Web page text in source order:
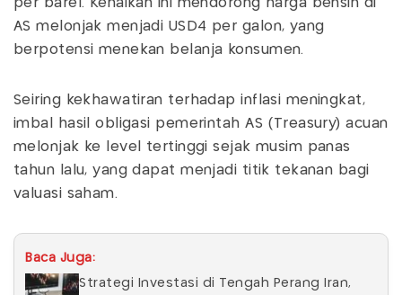
per barel. Kenaikan ini mendorong harga bensin di
AS melonjak menjadi USD4 per galon, yang
berpotensi menekan belanja konsumen.
Seiring kekhawatiran terhadap inflasi meningkat,
imbal hasil obligasi pemerintah AS (Treasury) acuan
melonjak ke level tertinggi sejak musim panas
tahun lalu, yang dapat menjadi titik tekanan bagi
valuasi saham.
Baca Juga:
Strategi Investasi di Tengah Perang Iran,